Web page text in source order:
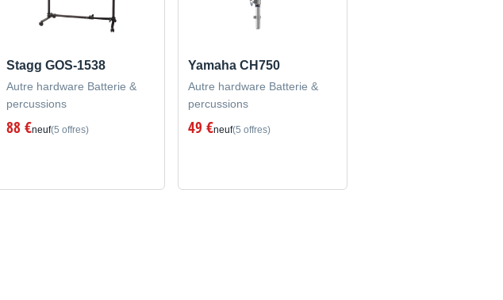
Stagg GOS-1538
Autre hardware Batterie &
percussions
88 €neuf(5 offres)
Yamaha CH750
Autre hardware Batterie &
percussions
49 €neuf(5 offres)